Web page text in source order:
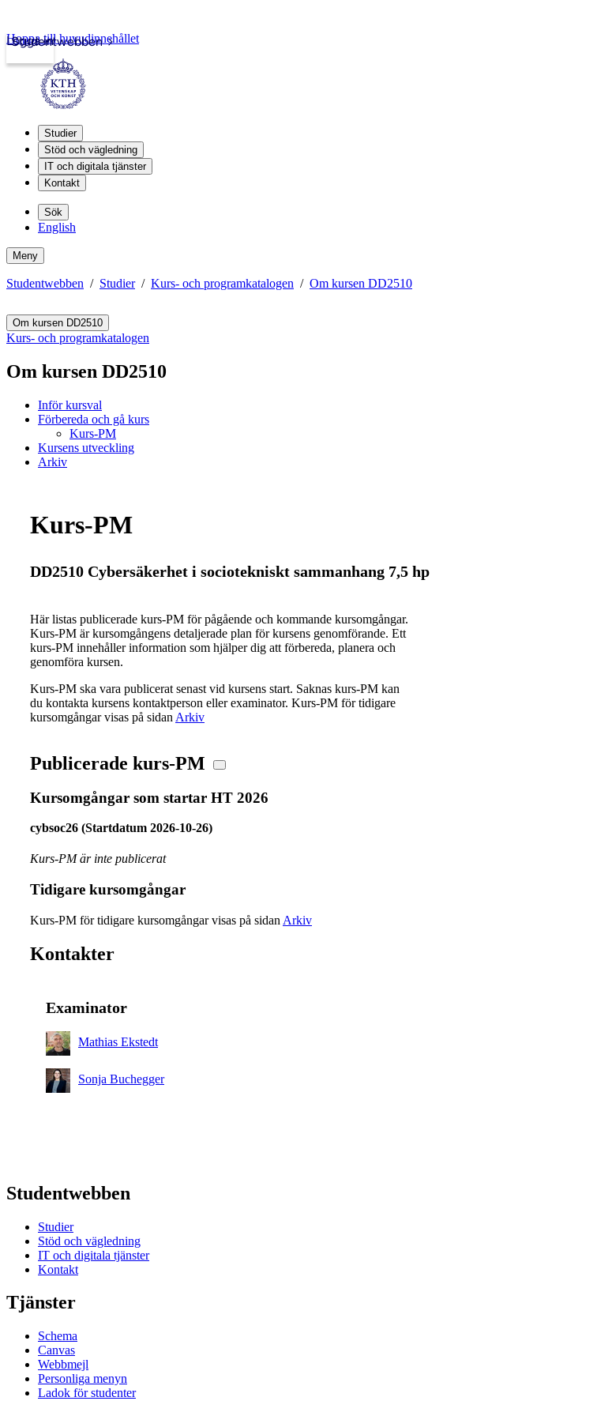
Studentwebben
Logga in
Hoppa till huvudinnehållet
Studier
Stöd och vägledning
IT och digitala tjänster
Kontakt
Sök
English
Meny
Studentwebben Studier Kurs- och programkatalogen Om kursen DD2510
Om kursen DD2510
Kurs- och programkatalogen
Om kursen DD2510
Inför kursval
Förbereda och gå kurs
Kurs-PM
Kursens utveckling
Arkiv
Kurs-PM
DD2510 Cybersäkerhet i sociotekniskt sammanhang 7,5 hp
Här listas publicerade kurs-PM för pågående och kommande kursomgångar.
Kurs-PM är kursomgångens detaljerade plan för kursens genomförande. Ett
kurs-PM innehåller information som hjälper dig att förbereda, planera och
genomföra kursen.
Kurs-PM ska vara publicerat senast vid kursens start. Saknas kurs-PM kan
du kontakta kursens kontaktperson eller examinator. Kurs-PM för tidigare
kursomgångar visas på sidan Arkiv
Publicerade kurs-PM
Kursomgångar som startar HT 2026
cybsoc26 (Startdatum 2026-10-26)
Kurs-PM är inte publicerat
Tidigare kursomgångar
Kurs-PM för tidigare kursomgångar visas på sidan Arkiv
Kontakter
Examinator
Mathias Ekstedt
Sonja Buchegger
Studentwebben
Studier
Stöd och vägledning
IT och digitala tjänster
Kontakt
Tjänster
Schema
Canvas
Webbmejl
Personliga menyn
Ladok för studenter